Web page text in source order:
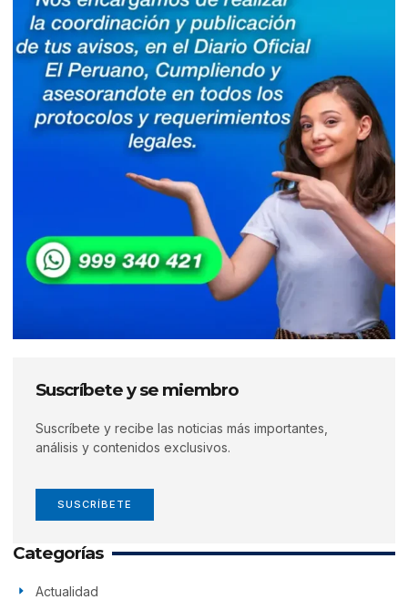
Suscríbete y se miembro
Suscríbete y recibe las noticias más importantes,
análisis y contenidos exclusivos.
SUSCRÍBETE
Categorías
Actualidad